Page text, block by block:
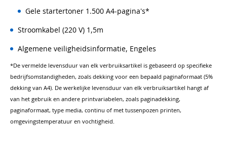
Gele startertoner 1.500 A4-pagina's*
Stroomkabel (220 V) 1,5m
Algemene veiligheidsinformatie, Engeles
*De vermelde levensduur van elk verbruiksartikel is gebaseerd op specifieke
bedrijfsomstandigheden, zoals dekking voor een bepaald paginaformaat (5%
dekking van A4). De werkelijke levensduur van elk verbruiksartikel hangt af
van het gebruik en andere printvariabelen, zoals paginadekking,
paginaformaat, type media, continu of met tussenpozen printen,
omgevingstemperatuur en vochtigheid.